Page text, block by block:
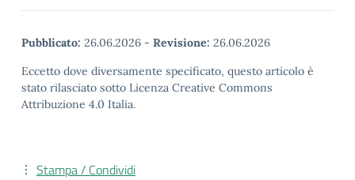
Pubblicato: 26.06.2026 - Revisione: 26.06.2026
Eccetto dove diversamente specificato, questo articolo è
stato rilasciato sotto Licenza Creative Commons
Attribuzione 4.0 Italia.
Stampa / Condividi